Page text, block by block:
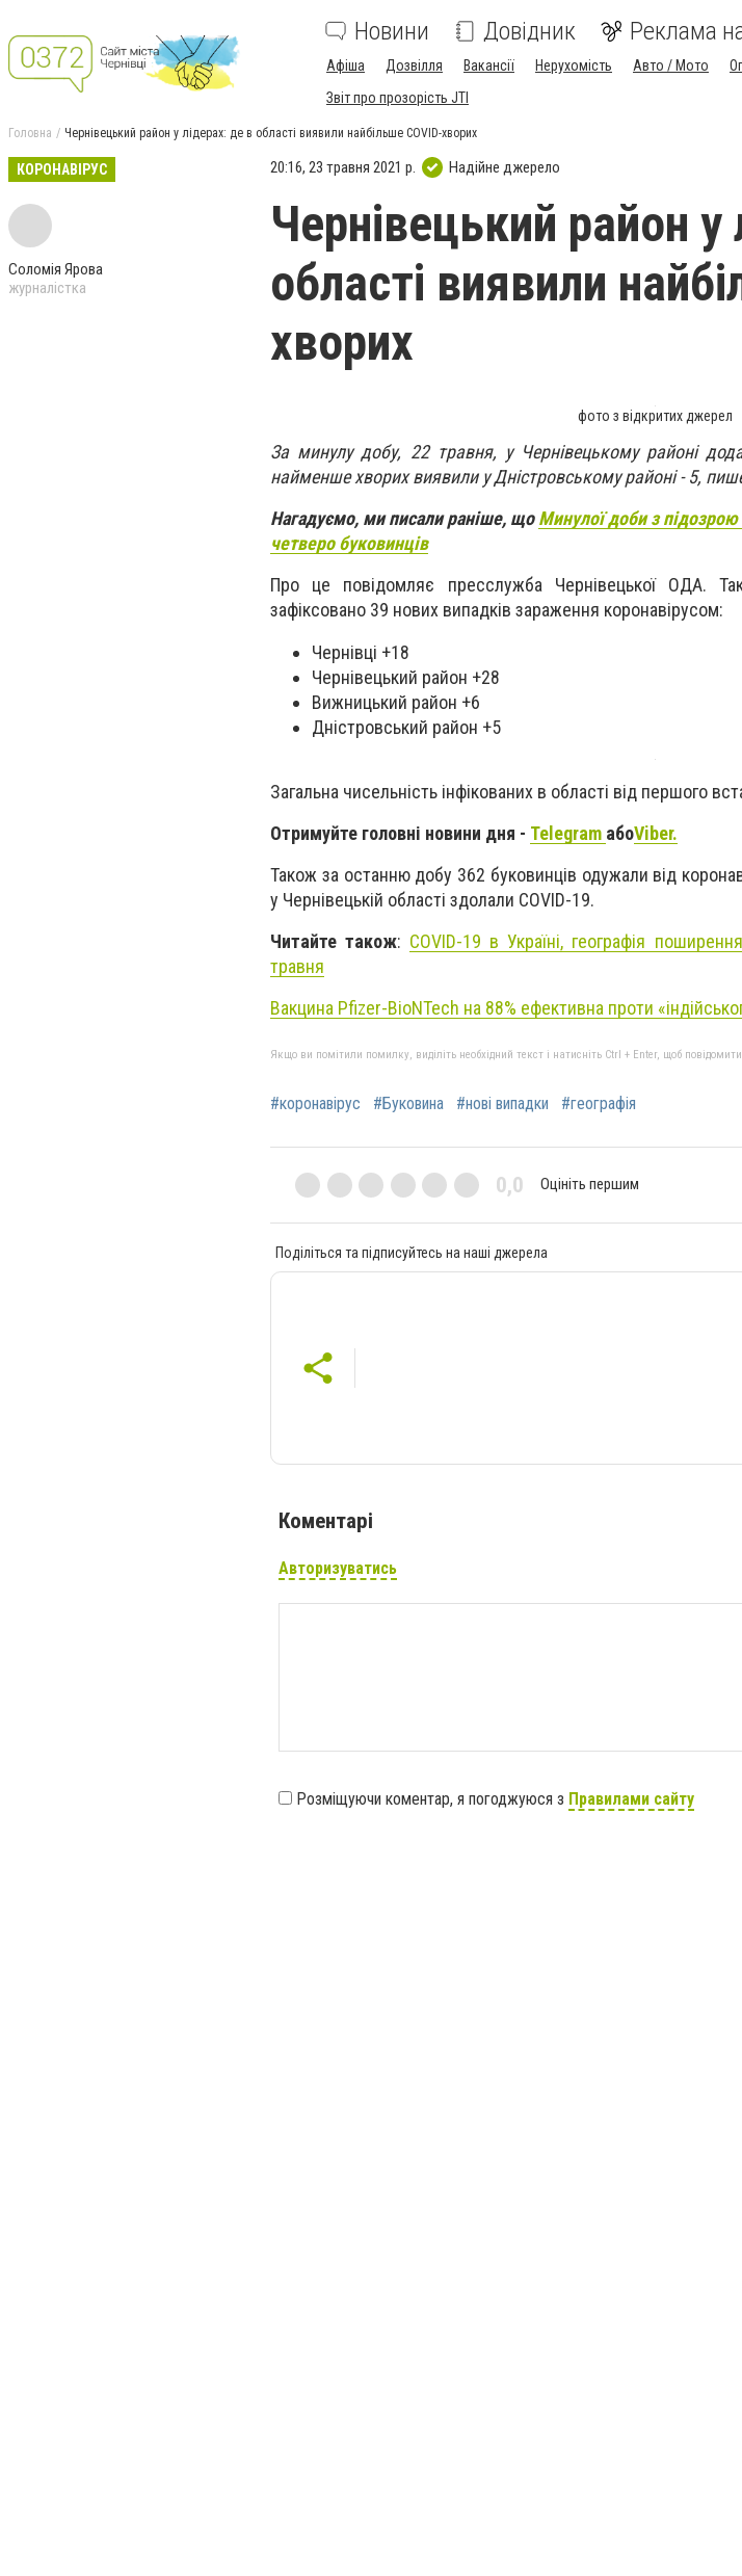
Новини Довідник Реклама
Афіша Дозвілля Вакансії Нерухомість Авто / Мото
Звіт про прозорість JTI
Головна Чернівецький район у лідерах: де в області виявили найбільше COVID-хворих
КОРОНАВІРУС
Соломія Ярова
журналістка
20:16, 23 травня 2021 р. Надійне джерело
Чернівецький район у
області виявили
хворих
фото з відкритих джерел
За минулу добу, 22 травня, у Чернівецькому районі
найменше хворих виявили у Дністровському районі - 5,
Нагадуємо, ми писали раніше, щоМинулої доби з
четверо буковинців
Про це повідомляє пресслужба Чернівецької ОДА.
зафіксовано 39 нових випадків зараження коронавірусом:
Чернівці +18
Чернівецький район +28
Вижницький район +6
Дністровський район +5
Загальна чисельність інфікованих в області від першого
Отримуйте головні новини дня - Telegram абоViber.
Також за останню добу 362 буковинців одужали від
у Чернівецькій області здолали COVID-19.
Читайте також: COVID-19 в Україні, географія
травня
Вакцина Pfizer-BioNTech на 88% ефективна проти
Якщо ви помітили помилку, виділіть необхідний текст і натисніть Ctrl + Enter, щоб
#коронавірус #Буковина #нові випадки #географія
0,0 Оцініть першим
Поділіться та підписуйтесь на наші джерела
Коментарі
Авторизуватись
Розміщуючи коментар, я погоджуюся з Правилами сайту